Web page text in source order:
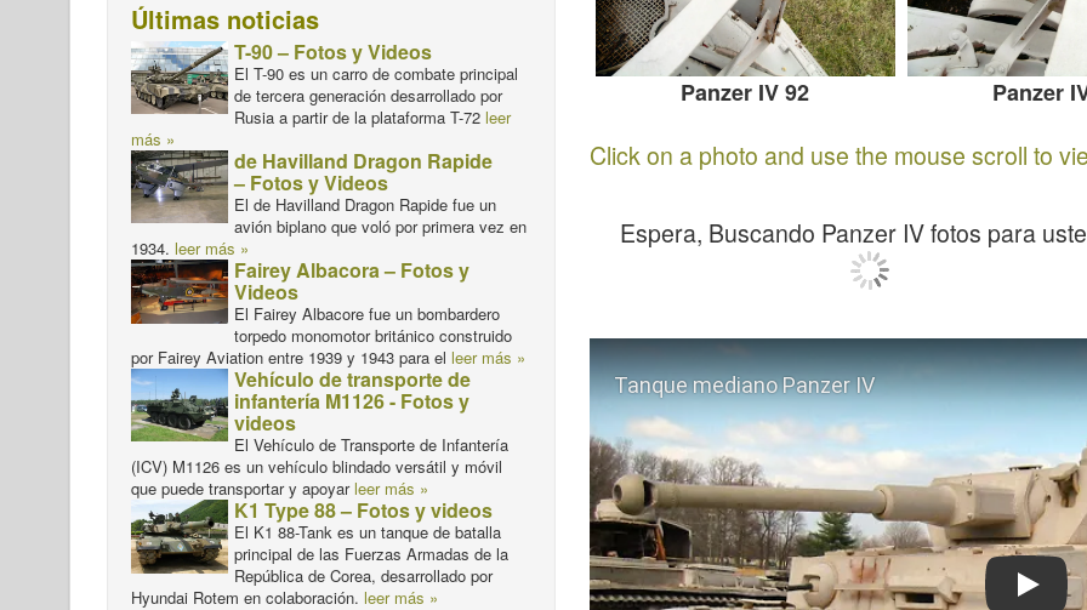
Panzer IV 92 Panzer
Click on a photo and use the mouse scroll to
Espera, Buscando Panzer IV fotos para
Play
Últimas noticias
T-90 – Fotos y Videos
El T-90 es un carro de combate principal
de tercera generación desarrollado por
Rusia a partir de la plataforma T-72 leer
más »
de Havilland Dragon Rapide
– Fotos y Videos
El de Havilland Dragon Rapide fue un
avión biplano que voló por primera vez en
1934. leer más »
Fairey Albacora – Fotos y
Videos
El Fairey Albacore fue un bombardero
torpedo monomotor británico construido
por Fairey Aviation entre 1939 y 1943 para el leer más »
Vehículo de transporte de
infantería M1126 - Fotos y
videos
El Vehículo de Transporte de Infantería
(ICV) M1126 es un vehículo blindado versátil y móvil
que puede transportar y apoyarleer más »
K1 Type 88 – Fotos y videos
El K1 88-Tank es un tanque de batalla
principal de las Fuerzas Armadas de la
República de Corea, desarrollado por
Hyundai Rotem en colaboración. leer más »